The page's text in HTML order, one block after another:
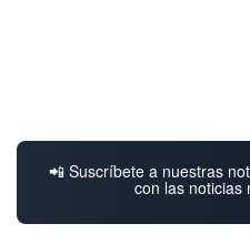
📲 Suscríbete a nuestras
con las noticias